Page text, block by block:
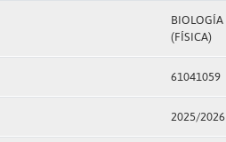
BIOLOGÍA
(FÍSICA)
61041059
2025/2026